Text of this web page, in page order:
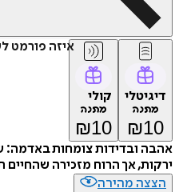
איזה פורמט
דיגיטלי
מתנה
₪10
קולי
מתנה
₪10
אהבה ובדידות צומחות באדמה:
ירקות, אך הרוח מזכירה שהחיים
הצצה מהירה